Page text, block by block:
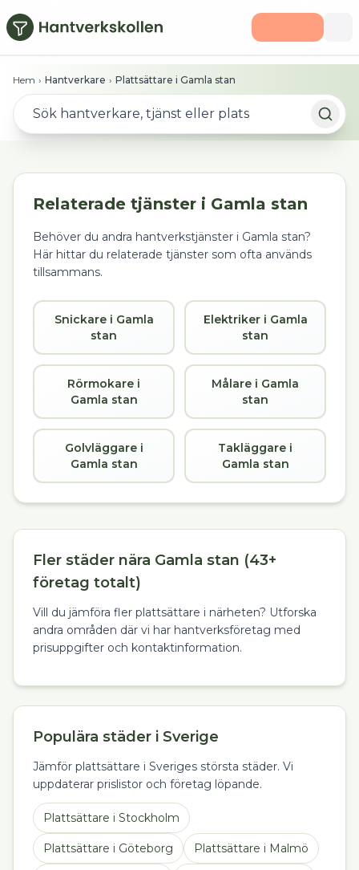
Hoppa till huvudinnehåll
Hem › Hantverkare › Plattsättare i Gamla stan
Relaterade tjänster i Gamla stan
Behöver du andra hantverkstjänster i Gamla stan?
Här hittar du relaterade tjänster som ofta används
tillsammans.
Snickare i Gamla
stan
Elektriker i Gamla
stan
Rörmokare i
Gamla stan
Målare i Gamla
stan
Golvläggare i
Gamla stan
Takläggare i
Gamla stan
Fler städer nära Gamla stan (43+
företag totalt)
Vill du jämföra fler plattsättare i närheten? Utforska
andra områden där vi har hantverksföretag med
prisuppgifter och kontaktinformation.
Populära städer i Sverige
Jämför plattsättare i Sveriges största städer. Vi
uppdaterar prislistor och företag löpande.
Plattsättare i Stockholm
Plattsättare i Göteborg Plattsättare i Malmö